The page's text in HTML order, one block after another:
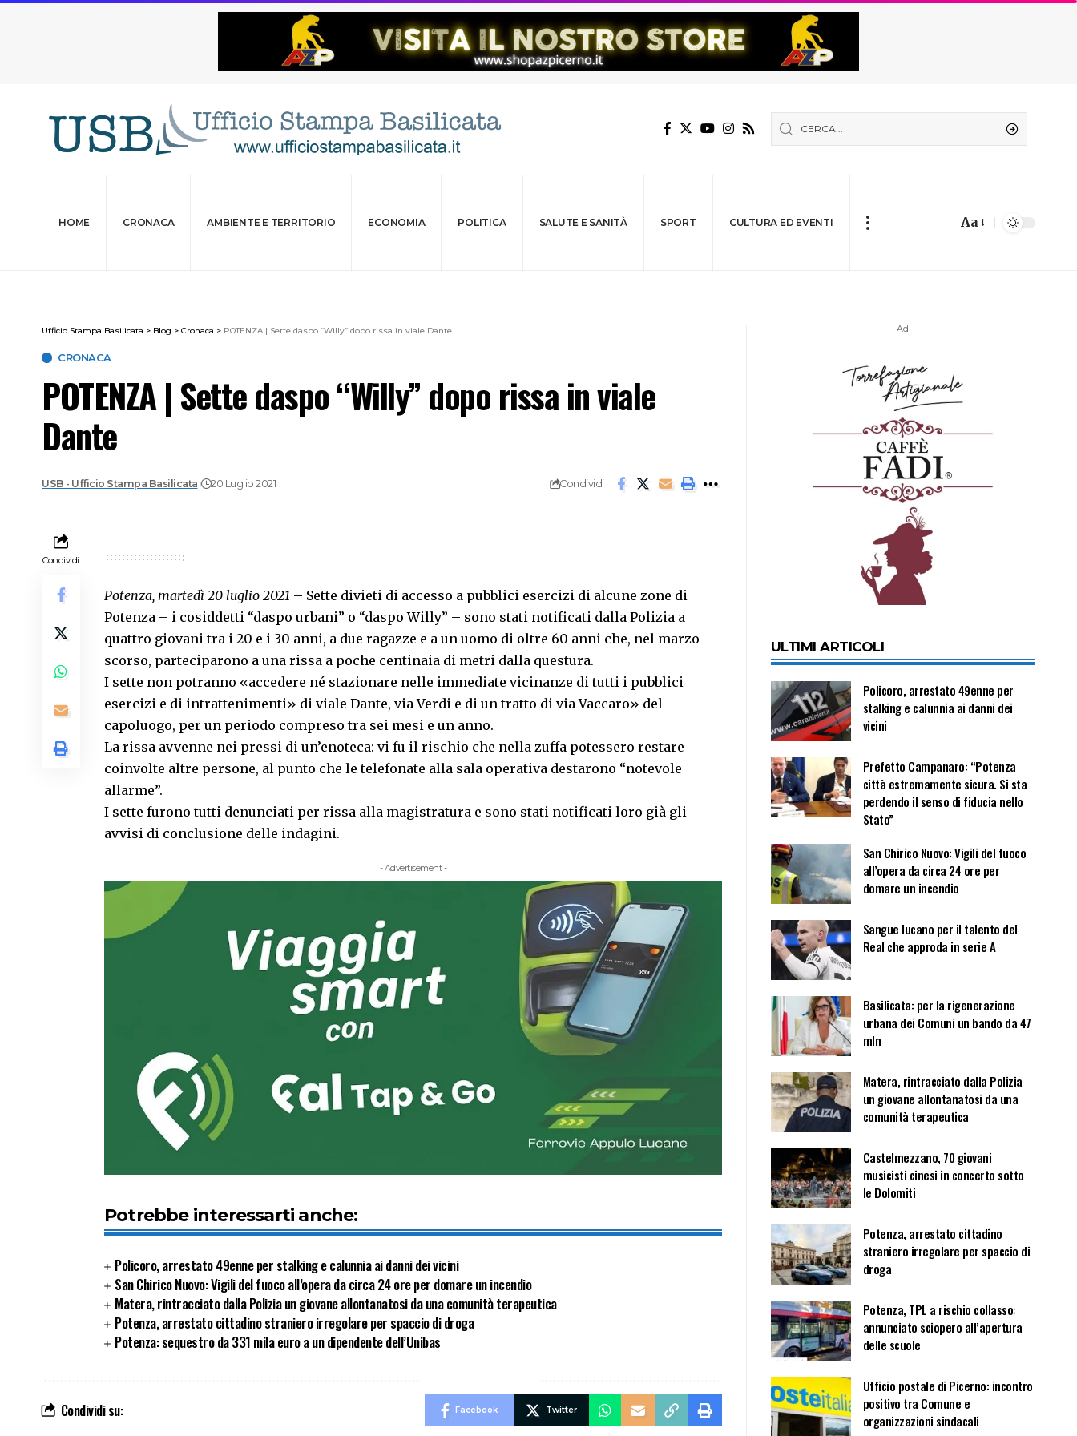
HOME CRONACA AMBIENTE E TERRITORIO ECONOMIA POLITICA SALUTE E SANITÀ SPORT CULTURA ED EVENTI Aa
Ufficio Stampa Basilicata > Blog > Cronaca > POTENZA | Sette daspo “Willy” dopo rissa in viale Dante
CRONACA
POTENZA | Sette daspo “Willy” dopo rissa in viale
Dante
USB - Ufficio Stampa Basilicata 20 Luglio 2021 Condividi
Condividi
Potenza, martedì 20 luglio 2021 – Sette divieti di accesso a pubblici esercizi di alcune zone di
Potenza – i cosiddetti “daspo urbani” o “daspo Willy” – sono stati notificati dalla Polizia a
quattro giovani tra i 20 e i 30 anni, a due ragazze e a un uomo di oltre 60 anni che, nel marzo
scorso, parteciparono a una rissa a poche centinaia di metri dalla questura.
I sette non potranno «accedere né stazionare nelle immediate vicinanze di tutti i pubblici
esercizi e di intrattenimenti» di viale Dante, via Verdi e di un tratto di via Vaccaro» del
capoluogo, per un periodo compreso tra sei mesi e un anno.
La rissa avvenne nei pressi di un’enoteca: vi fu il rischio che nella zuffa potessero restare
coinvolte altre persone, al punto che le telefonate alla sala operativa destarono “notevole
allarme”.
I sette furono tutti denunciati per rissa alla magistratura e sono stati notificati loro già gli
avvisi di conclusione delle indagini.
- Advertisement -
Potrebbe interessarti anche:
Policoro, arrestato 49enne per stalking e calunnia ai danni dei vicini
San Chirico Nuovo: Vigili del fuoco all’opera da circa 24 ore per domare un incendio
Matera, rintracciato dalla Polizia un giovane allontanatosi da una comunità terapeutica
Potenza, arrestato cittadino straniero irregolare per spaccio di droga
Potenza: sequestro da 331 mila euro a un dipendente dell’Unibas
Condividi su: Facebook Twitter
- Ad -
ULTIMI ARTICOLI
Policoro, arrestato 49enne per
stalking e calunnia ai danni dei
vicini
Prefetto Campanaro: “Potenza
città estremamente sicura. Si sta
perdendo il senso di fiducia nello
Stato”
San Chirico Nuovo: Vigili del fuoco
all’opera da circa 24 ore per
domare un incendio
Sangue lucano per il talento del
Real che approda in serie A
Basilicata: per la rigenerazione
urbana dei Comuni un bando da 47
mln
Matera, rintracciato dalla Polizia
un giovane allontanatosi da una
comunità terapeutica
Castelmezzano, 70 giovani
musicisti cinesi in concerto sotto
le Dolomiti
Potenza, arrestato cittadino
straniero irregolare per spaccio di
droga
Potenza, TPL a rischio collasso:
annunciato sciopero all’apertura
delle scuole
Ufficio postale di Picerno: incontro
positivo tra Comune e
organizzazioni sindacali